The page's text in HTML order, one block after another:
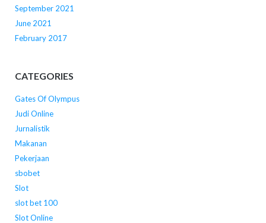
September 2021
June 2021
February 2017
CATEGORIES
Gates Of Olympus
Judi Online
Jurnalistik
Makanan
Pekerjaan
sbobet
Slot
slot bet 100
Slot Online